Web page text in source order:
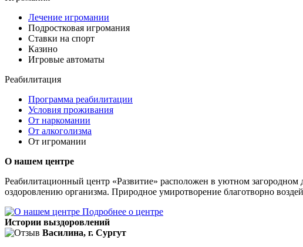
Лечение игромании
Подростковая игромания
Ставки на спорт
Казино
Игровые автоматы
Реабилитация
Программа реабилитации
Условия проживания
От наркомании
От алкоголизма
От игромании
О нашем центре
Реабилитационный центр «Развитие» расположен в уютном
оздоровлению организма. Природное умиротворение благотворно
Подробнее о центре
Истории выздоровлений
Василина, г. Сургут